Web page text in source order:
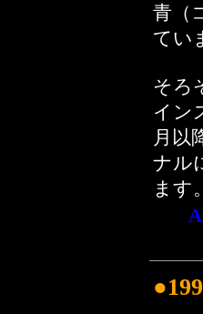
青（
てい
そろ
イン
月以
ナル
ます。